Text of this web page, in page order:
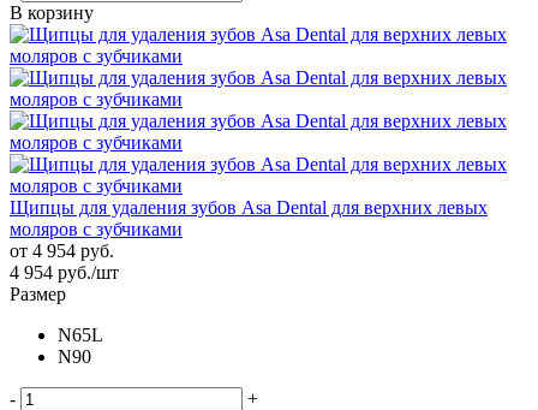
В корзину
Щипцы для удаления зубов Asa Dental для верхних левых
моляров с зубчиками
от 4 954 руб.
4 954 руб./шт
Размер
N65L
N90
-
+